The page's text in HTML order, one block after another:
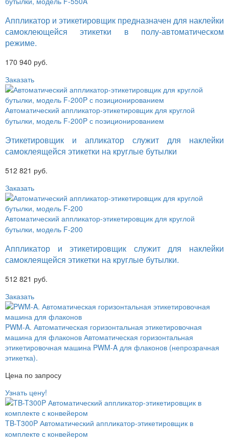
Аппликатор и этикетировщик предназначен для наклейки
самоклеющейся этикетки в полу-автоматическом
режиме.
170 940 руб.
Заказать
Автоматический аппликатор-этикетировщик для круглой
бутылки, модель F-200P с позиционированием
Этикетировщик и апликатор служит для наклейки
самоклеящейся этикетки на круглые бутылки
512 821 руб.
Заказать
Автоматический аппликатор-этикетировщик для круглой
бутылки, модель F-200
Аппликатор и этикетировщик служит для наклейки
самоклеящейся этикетки на круглые бутылки.
512 821 руб.
Заказать
PWM-A. Автоматическая горизонтальная этикетировочная
машина для флаконов Автоматическая горизонтальная
этикетировочная машина PWM-A для флаконов (непрозрачная
этикетка).
Цена по запросу
Узнать цену!
TB-T300P Автоматический аппликатор-этикетировщик в
комплекте с конвейером